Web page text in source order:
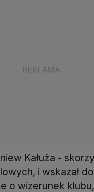
Kałuża -
i wskazał
o wizerunek